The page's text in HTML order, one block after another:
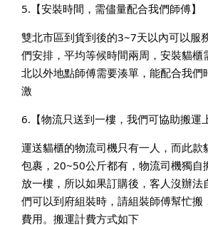
5.【安裝時間，需儘量配合我們師傅】
雙北市區到貨到後的3~7天以內可以服
們安排，平均等候時間兩周，安裝貓櫃
北以外地點師傅需要湊單，能配合我們
激
6.【物流只送到一樓，我們可協助搬運
運送貓櫃的物流司機只有一人，而此款
包裹，20~50公斤都有，物流司機獨自
放一樓，所以如果訂購後，客人沒辦法
們可以到府組裝時，請組裝師傅幫忙搬
費用。搬運計費方式如下